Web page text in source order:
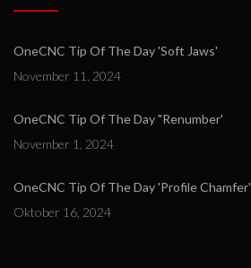
OneCNC Tip Of The Day 'Soft Jaws'
November 11, 2024
OneCNC Tip Of The Day "Renumber'
November 1, 2024
OneCNC Tip Of The Day 'Profile Chamfer'
Oktober 16, 2024